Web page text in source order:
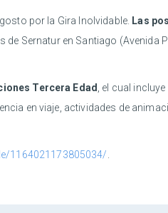
por la Gira Inolvidable. Las
Sernatur en Santiago (Avenida
Tercera Edad
, el cual
en viaje, actividades de
1164021173805034/